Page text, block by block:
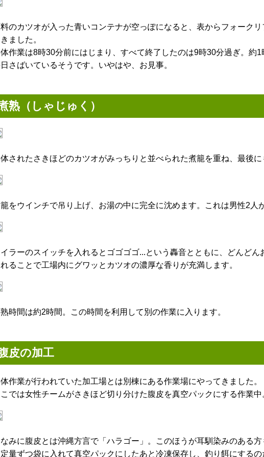
のカツオが入った青いコンテナが空っぽになると、表からフォーク
ました。
作業は8時30分前にはじまり、すべて終了したのは9時30分過ぎ。約
さばいているそうです。いやはや、お見事。
熟（しゃじゅく）
されたさきほどのカツオがみっちりと並べられた煮籠を重ね、最後に
をウインチで吊り上げ、お湯の中に完全に沈めます。これは男性2人
ラーのスイッチを入れるとゴゴゴゴ...という轟音とともに、どんど
ることで工場内にグワッとカツオの濃厚な香りが充満します。
時間は約2時間。この時間を利用して別の作業に入ります。
皮の加工
作業が行われていた加工場とは別棟にある作業場にやってきました。
では女性チームがさきほど切り分けた腹皮を真空パックにする作業中
みに腹皮とは沖縄方言で「ハラゴー」。このほうが耳馴染みのある方
量ずつ袋に入れて真空パックにしたあと冷凍保存し、釣り餌にするの